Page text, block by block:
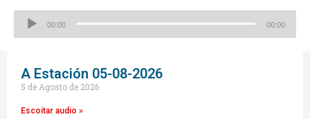
00:00 00:00
A Estación 05-08-2026
5 de Agosto de 2026
Escoitar audio »